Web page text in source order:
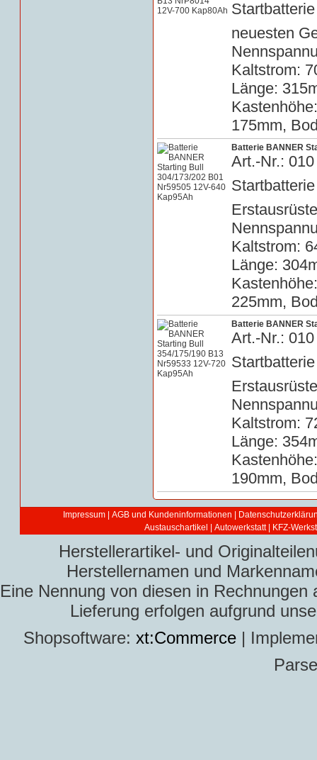
neuesten
Kaltstrom:
Länge:
175mm,
Batterie BANNER
Art.-Nr.:
Kaltstrom:
Länge:
225mm,
Batterie BANNER
Art.-Nr.:
Kaltstrom:
Länge:
190mm,
Impressum AGB und Kundeninformationen
Austauschartikel
Autowerkstatt | KFZ-
Herstellerartikel- und
Herstellernamen und
Eine Nennung von diesen in
Lieferung erfolgen aufgrund
Shopsoftware: xt:Commerce |